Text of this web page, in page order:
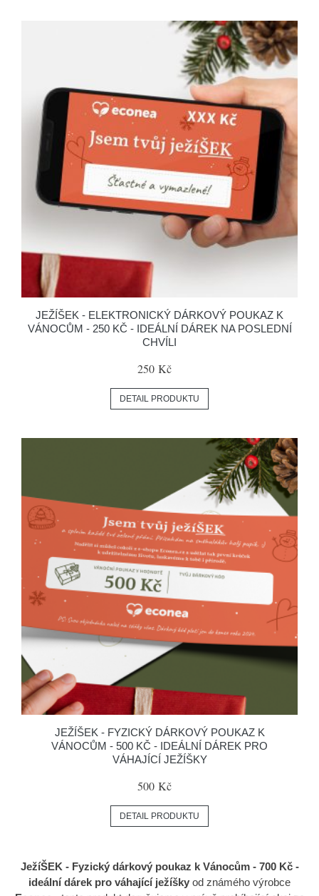
JEŽÍŠEK - ELEKTRONICKÝ DÁRKOVÝ POUKAZ K
VÁNOCŮM - 250 KČ - IDEÁLNÍ DÁREK NA POSLEDNÍ
CHVÍLI
250 Kč
DETAIL PRODUKTU
JEŽÍŠEK - FYZICKÝ DÁRKOVÝ POUKAZ K
VÁNOCŮM - 500 KČ - IDEÁLNÍ DÁREK PRO
VÁHAJÍCÍ JEŽÍŠKY
500 Kč
DETAIL PRODUKTU
JežíŠEK - Fyzický dárkový poukaz k Vánocům - 700 Kč -
ideální dárek pro váhající ježíšky od známého výrobce